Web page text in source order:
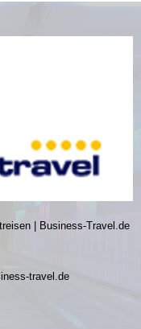
| Business-Travel.de
travel.de